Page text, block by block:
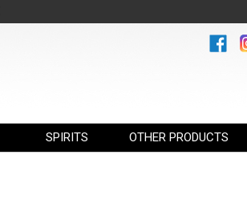
SPIRITS OTHER PRODUCTS